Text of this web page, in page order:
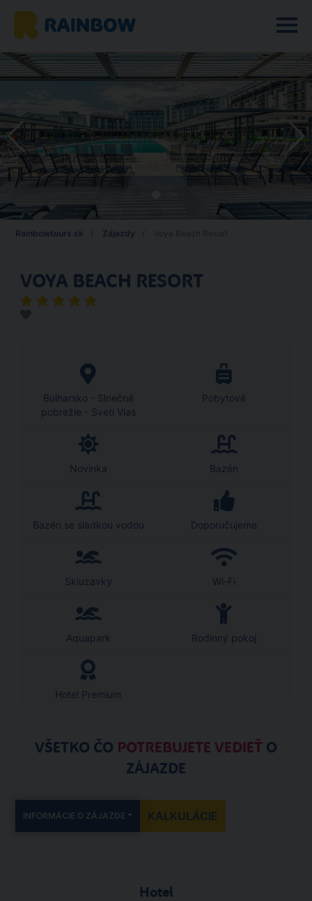
Rainbowtours.sk Zájazdy
VOYA BEACH RESORT
Bulharsko - Slnečné
pobrežie - Sveti Vlas
Pobytové
Novinka Bazén
Bazén se sladkou vodou Doporučujeme
Skluzavky Wi-Fi
Aquapark Rodinný pokoj
Hotel Premium
VŠETKO ČO POTREBUJETE VEDIEŤ O
ZÁJAZDE
INFORMÁCIE O ZÁJAZDE KALKULÁCIE
Hotel